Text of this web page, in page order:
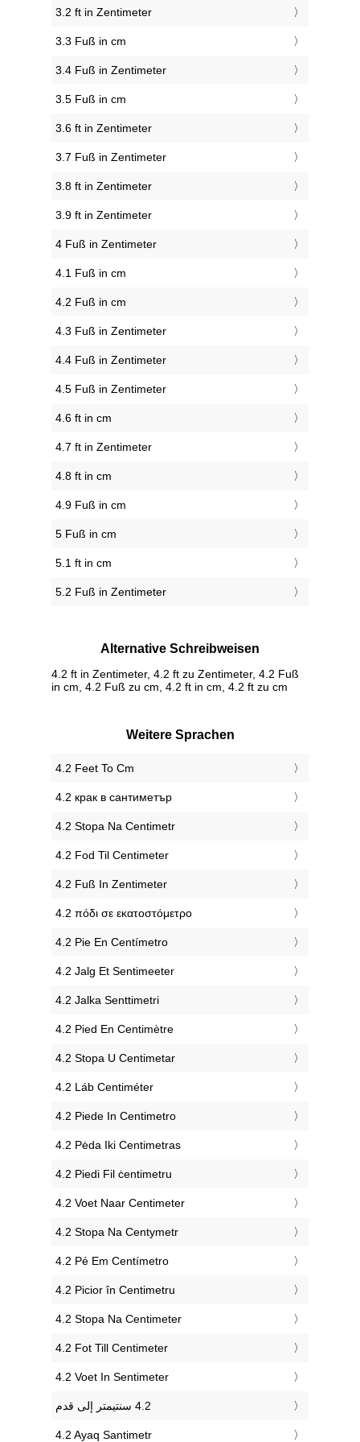
3.2 ft in Zentimeter
3.3 Fuß in cm
3.4 Fuß in Zentimeter
3.5 Fuß in cm
3.6 ft in Zentimeter
3.7 Fuß in Zentimeter
3.8 ft in Zentimeter
3.9 ft in Zentimeter
4 Fuß in Zentimeter
4.1 Fuß in cm
4.2 Fuß in cm
4.3 Fuß in Zentimeter
4.4 Fuß in Zentimeter
4.5 Fuß in Zentimeter
4.6 ft in cm
4.7 ft in Zentimeter
4.8 ft in cm
4.9 Fuß in cm
5 Fuß in cm
5.1 ft in cm
5.2 Fuß in Zentimeter
Alternative Schreibweisen
4.2 ft in Zentimeter, 4.2 ft zu Zentimeter, 4.2 Fuß
in cm, 4.2 Fuß zu cm, 4.2 ft in cm, 4.2 ft zu cm
Weitere Sprachen
‎4.2 Feet To Cm
‎4.2 крак в сантиметър
‎4.2 Stopa Na Centimetr
‎4.2 Fod Til Centimeter
‎4.2 Fuß In Zentimeter
‎4.2 πόδι σε εκατοστόμετρο
‎4.2 Pie En Centímetro
‎4.2 Jalg Et Sentimeeter
‎4.2 Jalka Senttimetri
‎4.2 Pied En Centimètre
‎4.2 Stopa U Centimetar
‎4.2 Láb Centiméter
‎4.2 Piede In Centimetro
‎4.2 Pėda Iki Centimetras
‎4.2 Piedi Fil ċentimetru
‎4.2 Voet Naar Centimeter
‎4.2 Stopa Na Centymetr
‎4.2 Pé Em Centímetro
‎4.2 Picior în Centimetru
‎4.2 Stopa Na Centimeter
‎4.2 Fot Till Centimeter
‎4.2 Voet In Sentimeter
‎4.2 Ayaq Santimetr